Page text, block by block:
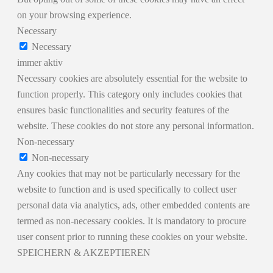
on your browsing experience.
Necessary
Necessary
immer aktiv
Necessary cookies are absolutely essential for the website to
function properly. This category only includes cookies that
ensures basic functionalities and security features of the
website. These cookies do not store any personal information.
Non-necessary
Non-necessary
Any cookies that may not be particularly necessary for the
website to function and is used specifically to collect user
personal data via analytics, ads, other embedded contents are
termed as non-necessary cookies. It is mandatory to procure
user consent prior to running these cookies on your website.
SPEICHERN & AKZEPTIEREN